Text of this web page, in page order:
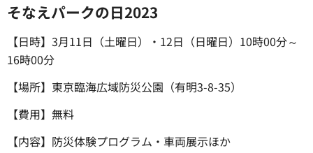
そなえパークの日2023
【日時】3月11日（土曜日）・12日（日曜日）10時00分～
16時00分
【場所】東京臨海広域防災公園（有明3-8-35）
【費用】無料
【内容】防災体験プログラム・車両展示ほか